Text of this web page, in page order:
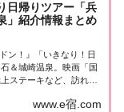
日帰りツアー「兵
」紹介情報まとめ
ン！』「いきなり！日
＆城崎温泉。映画「国
ステーキなど、訪れた
」日帰りツアー麒麟・
www.e宿.com